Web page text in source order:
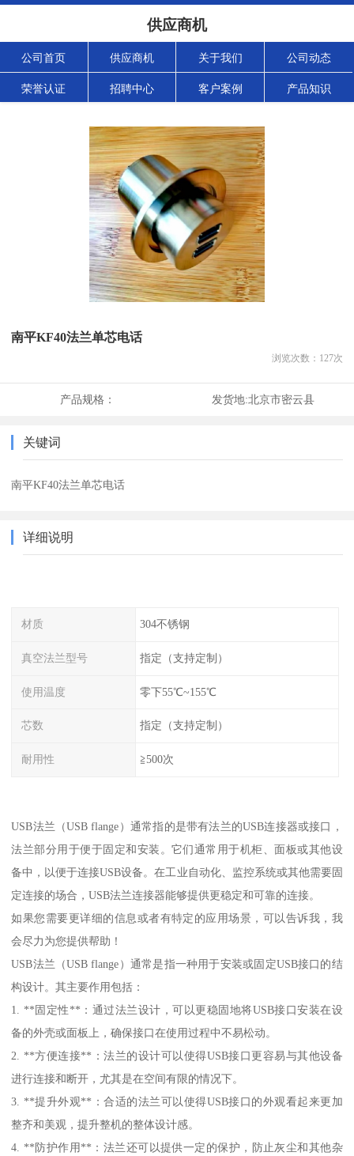
供应商机
公司首页 供应商机 关于我们 公司动态
荣誉认证 招聘中心 客户案例 产品知识
南平KF40法兰单芯电话
浏览次数： 127次
产品规格： 发货地:北京市密云县
关键词
南平KF40法兰单芯电话
详细说明
材质 304不锈钢
真空法兰型号 指定（支持定制）
使用温度 零下55℃~155℃
芯数 指定（支持定制）
耐用性 ≧500次
USB法兰（USB flange）通常指的是带有法兰的USB连接器或接口，
法兰部分用于便于固定和安装。它们通常用于机柜、面板或其他设
备中，以便于连接USB设备。在工业自动化、监控系统或其他需要固
定连接的场合，USB法兰连接器能够提供更稳定和可靠的连接。
如果您需要更详细的信息或者有特定的应用场景，可以告诉我，我
会尽力为您提供帮助！
USB法兰（USB flange）通常是指一种用于安装或固定USB接口的结
构设计。其主要作用包括：
1. **固定性**：通过法兰设计，可以更稳固地将USB接口安装在设
备的外壳或面板上，确保接口在使用过程中不易松动。
2. **方便连接**：法兰的设计可以使得USB接口更容易与其他设备
进行连接和断开，尤其是在空间有限的情况下。
3. **提升外观**：合适的法兰可以使得USB接口的外观看起来更加
整齐和美观，提升整机的整体设计感。
4. **防护作用**：法兰还可以提供一定的保护，防止灰尘和其他杂